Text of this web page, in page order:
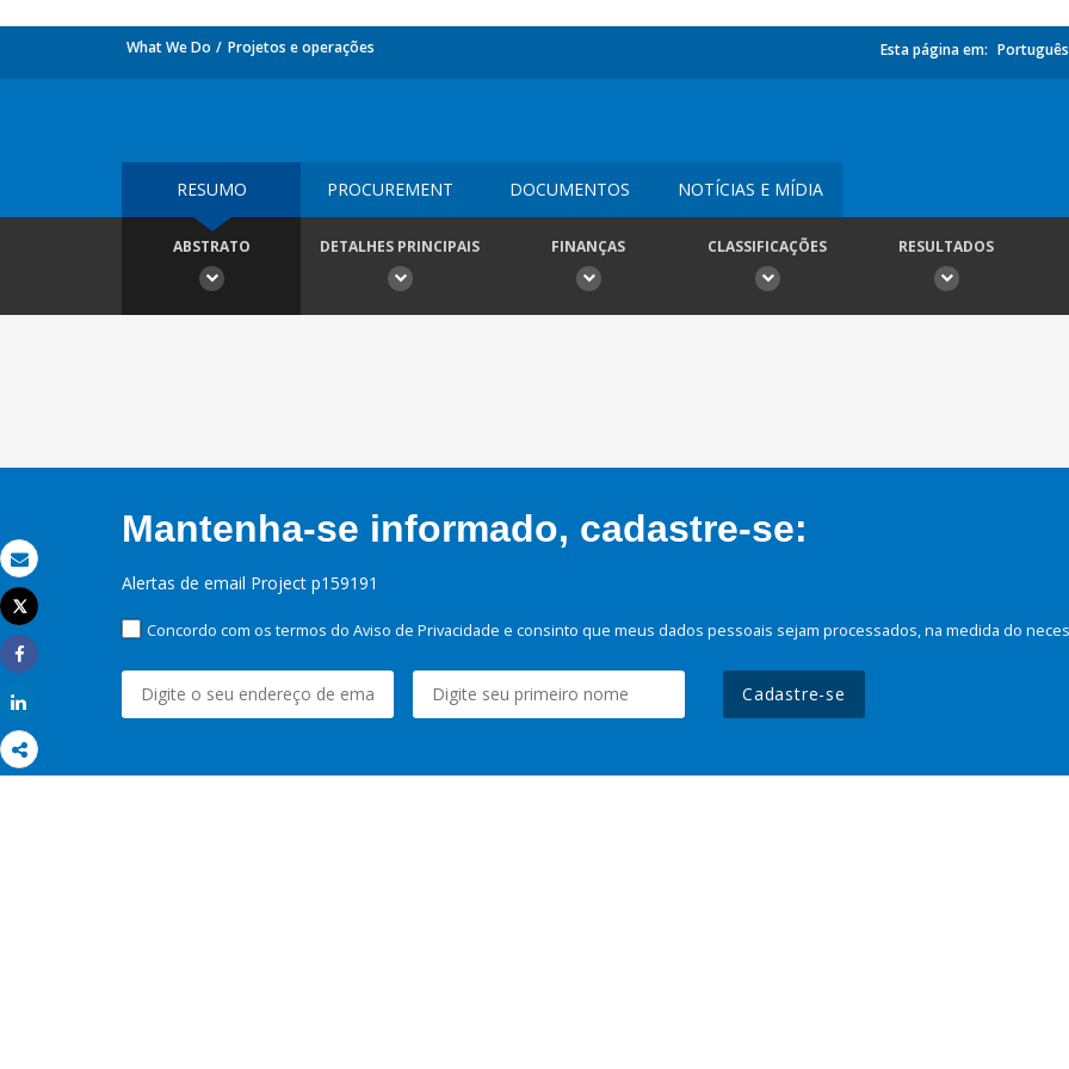
Email
Imprimir
Tweet
Share
What We Do Projetos e operações Esta página em: Português
RESUMO PROCUREMENT DOCUMENTOS NOTÍCIAS E MÍDIA
ABSTRATO DETALHES PRINCIPAIS FINANÇAS CLASSIFICAÇÕES RESULTADOS
Mantenha-se informado, cadastre-se:
Alertas de email Project p159191
Concordo com os termos do Aviso de Privacidade e consinto que meus dados pessoais sejam processados, na medida do
Cadastre-se